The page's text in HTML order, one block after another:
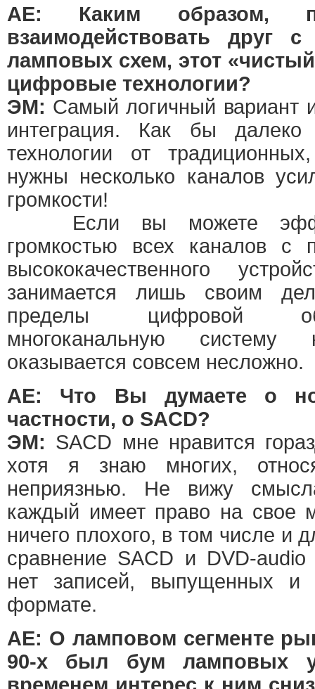
АЕ: Каким образом,
взаимодействовать друг
ламповых схем, этот
цифровые технологии?
ЭМ: Самый логичный вариант
интеграция. Как бы
технологии от
нужны несколько каналов
громкости!
Если вы можете
громкостью всех каналов с
высококачественного
занимается лишь своим
пределы цифровой
многоканальную
оказывается совсем несложно.
АЕ: Что Вы думаете о
частности, о SACD?
ЭМ: SACD мне нравится
хотя я знаю многих,
неприязнью. Не вижу
каждый имеет право на свое
ничего плохого, в том числе и
сравнение SACD и DVD-
нет записей, выпущенных
формате.
АЕ: О ламповом сегменте
90-х был бум ламповых